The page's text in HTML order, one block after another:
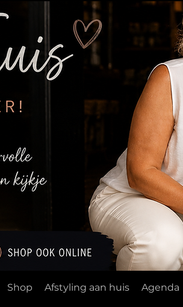
Shop Afstyling aan huis Agenda